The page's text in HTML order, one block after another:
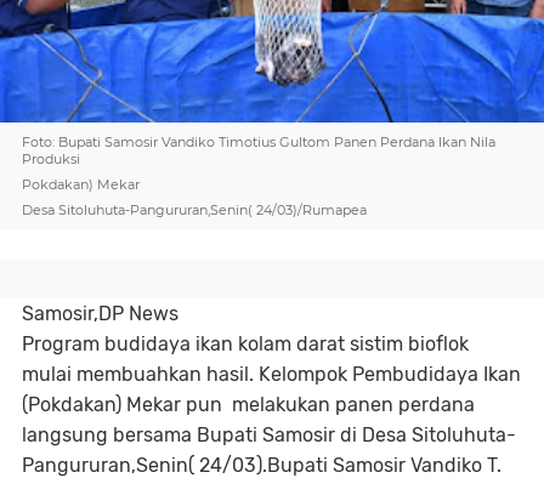
Foto: Bupati Samosir Vandiko Timotius Gultom Panen Perdana Ikan Nila
Produksi
Pokdakan) Mekar
Desa Sitoluhuta-Pangururan,Senin( 24/03)/Rumapea
Samosir,DP News
Program budidaya ikan kolam darat sistim bioflok
mulai membuahkan hasil. Kelompok Pembudidaya Ikan
(Pokdakan) Mekar pun melakukan panen perdana
langsung bersama Bupati Samosir di Desa Sitoluhuta-
Pangururan,Senin( 24/03).Bupati Samosir Vandiko T.